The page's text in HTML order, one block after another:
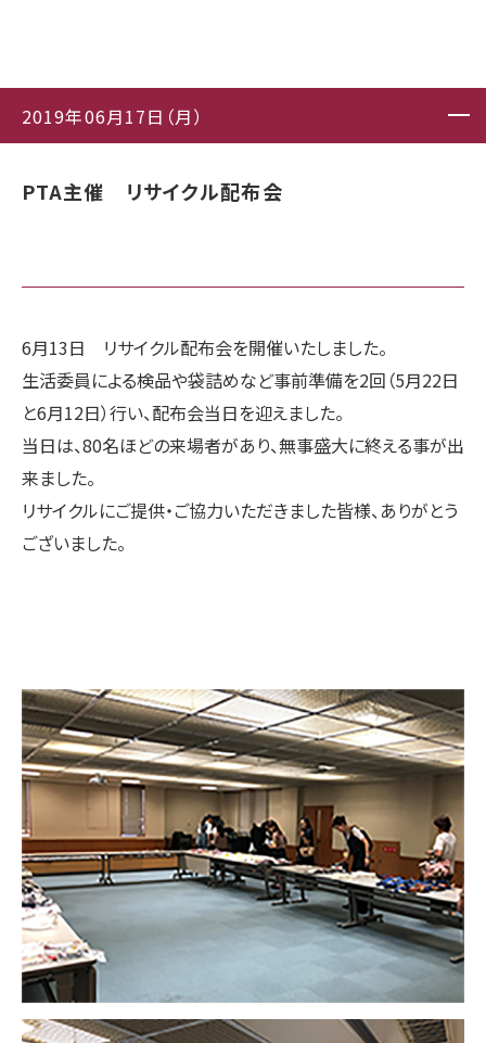
2019年06月17日（月）
PTA主催 リサイクル配布会
6月13日 リサイクル配布会を開催いたしました。
生活委員による検品や袋詰めなど事前準備を2回（5月22日
と6月12日）行い、配布会当日を迎えました。
当日は、80名ほどの来場者があり、無事盛大に終える事が出
来ました。
リサイクルにご提供・ご協力いただきました皆様、ありがとう
ございました。